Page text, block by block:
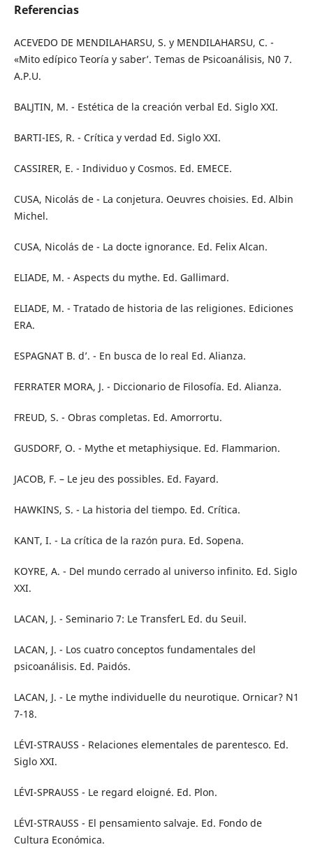
Referencias
ACEVEDO DE MENDILAHARSU, S. y MENDILAHARSU, C. -
«Mito edípico Teoría y saber’. Temas de Psicoanálisis, N0 7.
A.P.U.
BALJTIN, M. - Estética de la creación verbal Ed. Siglo XXI.
BARTI-IES, R. - Crítica y verdad Ed. Siglo XXI.
CASSIRER, E. - Individuo y Cosmos. Ed. EMECE.
CUSA, Nicolás de - La conjetura. Oeuvres choisies. Ed. Albin
Michel.
CUSA, Nicolás de - La docte ignorance. Ed. Felix Alcan.
ELIADE, M. - Aspects du mythe. Ed. Gallimard.
ELIADE, M. - Tratado de historia de las religiones. Ediciones
ERA.
ESPAGNAT B. d’. - En busca de lo real Ed. Alianza.
FERRATER MORA, J. - Diccionario de Filosofía. Ed. Alianza.
FREUD, S. - Obras completas. Ed. Amorrortu.
GUSDORF, O. - Mythe et metaphiysique. Ed. Flammarion.
JACOB, F. – Le jeu des possibles. Ed. Fayard.
HAWKINS, S. - La historia del tiempo. Ed. Crítica.
KANT, I. - La crítica de la razón pura. Ed. Sopena.
KOYRE, A. - Del mundo cerrado al universo infinito. Ed. Siglo
XXI.
LACAN, J. - Seminario 7: Le TransferL Ed. du Seuil.
LACAN, J. - Los cuatro conceptos fundamentales del
psicoanálisis. Ed. Paidós.
LACAN, J. - Le mythe individuelle du neurotique. Ornicar? N1
7-18.
LÉVI-STRAUSS - Relaciones elementales de parentesco. Ed.
Siglo XXI.
LÉVI-SPRAUSS - Le regard eloigné. Ed. Plon.
LÉVI-STRAUSS - El pensamiento salvaje. Ed. Fondo de
Cultura Económica.